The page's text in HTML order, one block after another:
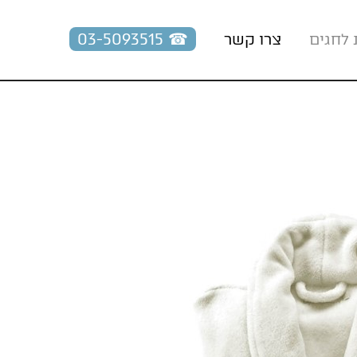
לחגים צרו קשר ☎︎ 03-5093515